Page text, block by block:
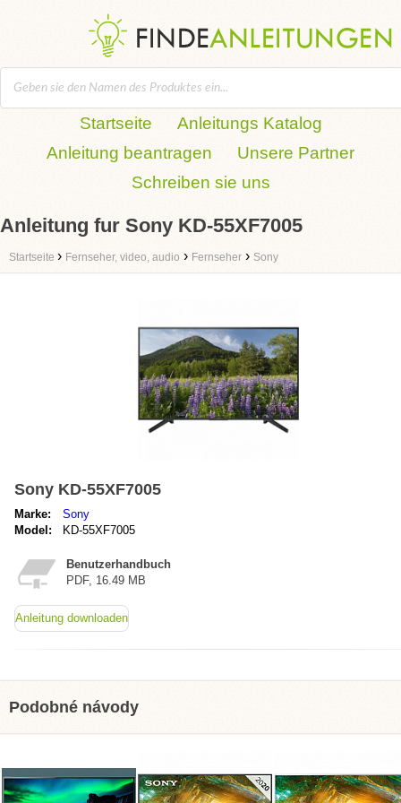
Startseite
Anleitungs Katalog
Anleitung beantragen
Unsere Partner
Schreiben sie uns
Anleitung fur Sony KD-55XF7005
Startseite › Fernseher, video, audio › Fernseher › Sony
Sony KD-55XF7005
Marke:
Sony
Model:
KD-55XF7005
Benutzerhandbuch
PDF, 16.49 MB
Anleitung downloaden
Podobné návody